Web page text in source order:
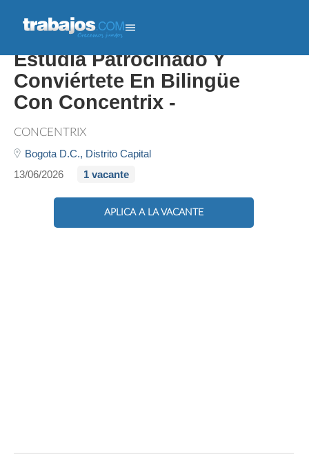
Bachiller Sin Experiencia /
Estudia Patrocinado Y
Conviértete En Bilingüe
Con Concentrix -
CONCENTRIX
Bogota D.C., Distrito Capital
13/06/2026
1 vacante
APLICA A LA VACANTE